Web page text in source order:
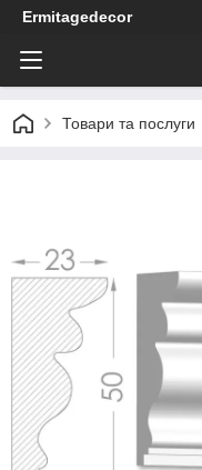
Ermitagedecor
Товари та послуги